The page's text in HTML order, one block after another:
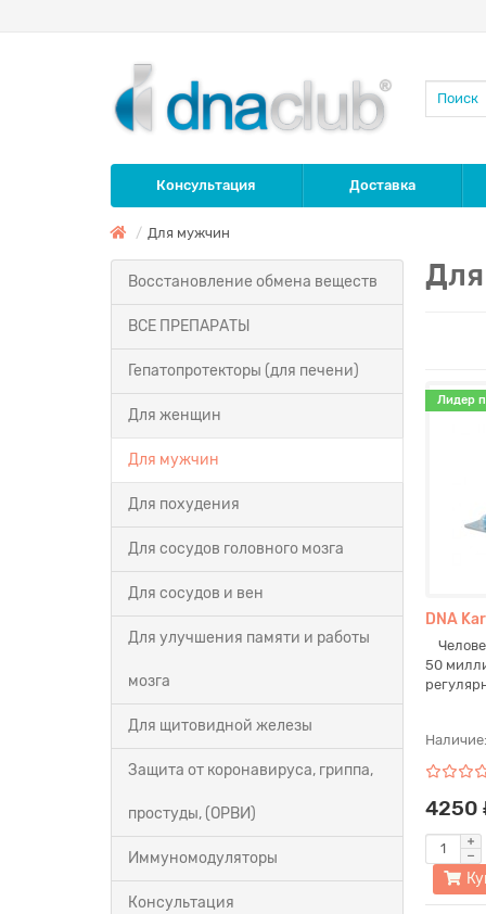
Консультация Доставка
Для мужчин
Восстановление обмена веществ
ВСЕ ПРЕПАРАТЫ
Гепатопротекторы (для печени)
Для женщин
Для мужчин
Для похудения
Для сосудов головного мозга
Для сосудов и вен
Для улучшения памяти и работы
мозга
Для щитовидной железы
Защита от коронавируса, гриппа,
простуды, (ОРВИ)
Иммуномодуляторы
Консультация
Лидер
DNA
50
Наличие:
4250